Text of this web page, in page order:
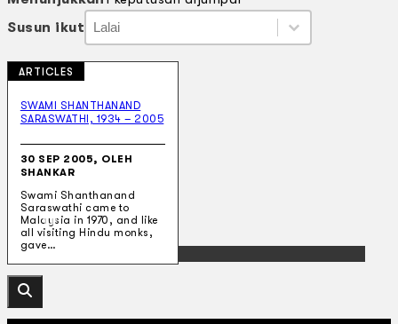
Teater
Tarian
Penapisan
Sejarah Lisan
Hubungi Kami
BM
Susun ikut Susun ikut
Susun ikut
Susun ikut
ARTICLES
SWAMI SHANTHANAND
SARASWATHI, 1934 – 2005
30 SEP 2005, OLEH
SHANKAR
Swami Shanthanand
Saraswathi came to
Malaysia in 1970, and like
all visiting Hindu monks,
gave…